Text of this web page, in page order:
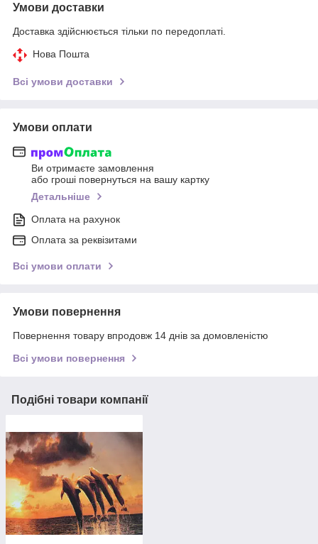
Умови доставки
Доставка здійснюється тільки по передоплаті.
Нова Пошта
Всі умови доставки
Умови оплати
Ви отримаєте замовлення
або гроші повернуться на вашу картку
Детальніше
Оплата на рахунок
Оплата за реквізитами
Всі умови оплати
Умови повернення
Повернення товару впродовж 14 днів за домовленістю
Всі умови повернення
Подібні товари компанії